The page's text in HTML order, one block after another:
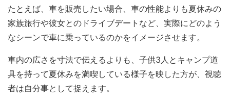
たとえば、車を販売したい場合、車の性能よりも夏休みの
家族旅行や彼女とのドライブデートなど、実際にどのよう
なシーンで車に乗っているのかをイメージさせます。
車内の広さを寸法で伝えるよりも、子供3人とキャンプ道
具を持って夏休みを満喫している様子を映した方が、視聴
者は自分事として捉えます。